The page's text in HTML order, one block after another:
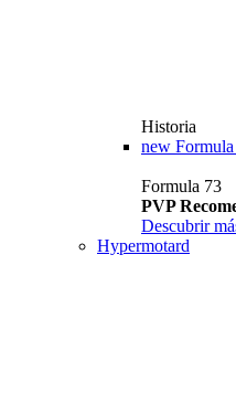
Historia
new
Formula 73
PVP
Descubrir
Hypermotard